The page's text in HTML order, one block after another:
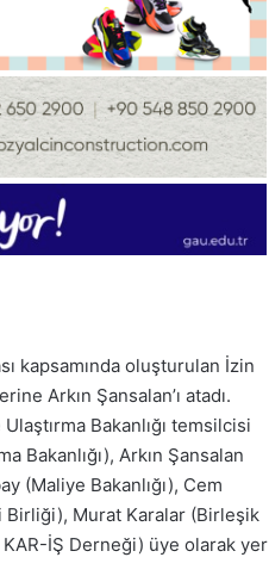
kapsamında oluşturulan İzin
Arkın Şansalan’ı atadı.
Bakanlığı temsilcisi
Bakanlığı), Arkın Şansalan
(Maliye Bakanlığı), Cem
Birliği), Murat Karalar (Birleşik
İŞ Derneği) üye olarak yer